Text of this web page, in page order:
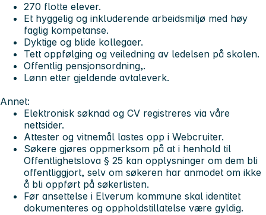
270 flotte elever.
Et hyggelig og inkluderende arbeidsmiljø med høy
faglig kompetanse.
Dyktige og blide kollegaer.
Tett oppfølging og veiledning av ledelsen på skolen.
Offentlig pensjonsordning,.
Lønn etter gjeldende avtaleverk.
Annet:
Elektronisk søknad og CV registreres via våre
nettsider.
Attester og vitnemål lastes opp i Webcruiter.
Søkere gjøres oppmerksom på at i henhold til
Offentlighetslova § 25 kan opplysninger om dem bli
offentliggjort, selv om søkeren har anmodet om ikke
å bli oppført på søkerlisten.
Før ansettelse i Elverum kommune skal identitet
dokumenteres og oppholdstillatelse være gyldig.